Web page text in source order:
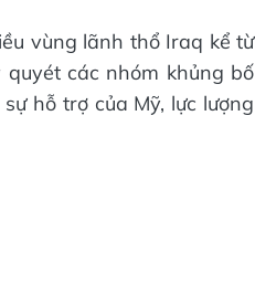
vùng lãnh thổ Iraq kể từ
các nhóm khủng bố
hỗ trợ của Mỹ, lực lượng